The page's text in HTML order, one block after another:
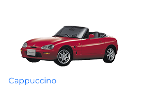
Cappuccino